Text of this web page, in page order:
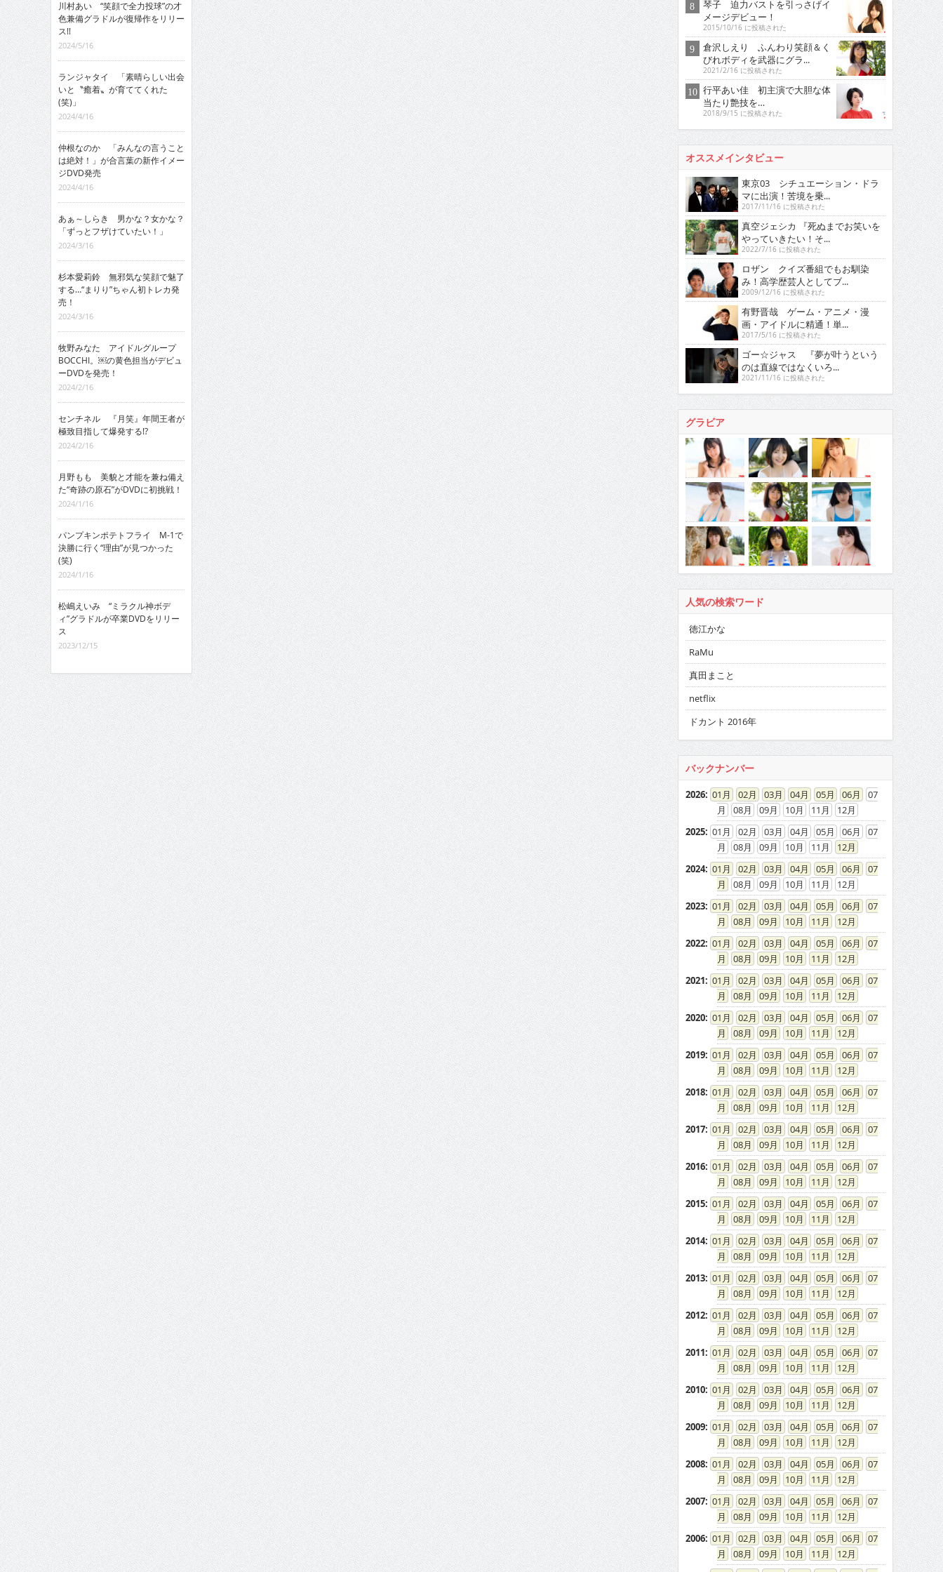
川村あい “笑顔で全力投球”の才
色兼備グラドルが復帰作をリリー
ス!!
2024/5/16
ランジャタイ 「素晴らしい出会
いと〝癒着〟が育ててくれた
(笑)」
2024/4/16
仲根なのか 「みんなの言うこと
は絶対！」が合言葉の新作イメー
ジDVD発売
2024/4/16
あぁ～しらき 男かな？女かな？
「ずっとフザけていたい！」
2024/3/16
杉本愛莉鈴 無邪気な笑顔で魅了
する…“まりり”ちゃん初トレカ発
売！
2024/3/16
牧野みなた アイドルグループ
BOCCHI。￼の黄色担当がデビュ
ーDVDを発売！
2024/2/16
センチネル 『月笑』年間王者が
極致目指して爆発する!?
2024/2/16
月野もも 美貌と才能を兼ね備え
た“奇跡の原石”がDVDに初挑戦！
2024/1/16
パンプキンポテトフライ M-1で
決勝に行く“理由”が見つかった
(笑)
2024/1/16
松嶋えいみ “ミラクル神ボデ
ィ”グラドルが卒業DVDをリリー
ス
2023/12/15
琴子 迫力バストを引っさげイ
メージデビュー！
2015/10/16 に投稿された
倉沢しえり ふんわり笑顔＆く
びれボディを武器にグラ...
2021/2/16 に投稿された
行平あい佳 初主演で大胆な体
当たり艶技を…
2018/9/15 に投稿された
オススメインタビュー
東京03 シチュエーション・ドラ
マに出演！苦境を乗...
2017/11/16 に投稿された
真空ジェシカ 『死ぬまでお笑いを
やっていきたい！そ...
2022/7/16 に投稿された
ロザン クイズ番組でもお馴染
み！高学歴芸人としてブ...
2009/12/16 に投稿された
有野晋哉 ゲーム・アニメ・漫
画・アイドルに精通！単...
2017/5/16 に投稿された
ゴー☆ジャス 『夢が叶うという
のは直線ではなくいろ...
2021/11/16 に投稿された
グラビア
人気の検索ワード
徳江かな
RaMu
真田まこと
netflix
ドカント 2016年
バックナンバー
2026: 01 02 03 04 05 06
07
08
09 10 11
12
2025: 01 02 03 04 05 06
07
08
09 10 11
12
2024: 01 02 03 04 05 06
07
08
09 10 11
12
2023: 01 02 03 04 05 06
07
08
09 10 11
12
2022: 01 02 03 04 05 06
07
08
09 10 11
12
2021: 01 02 03 04 05 06
07
08
09 10 11
12
2020: 01 02 03 04 05 06
07
08
09 10 11
12
2019: 01 02 03 04 05 06
07
08
09 10 11
12
2018: 01 02 03 04 05 06
07
08
09 10 11
12
2017: 01 02 03 04 05 06
07
08
09 10 11
12
2016: 01 02 03 04 05 06
07
08
09 10 11
12
2015: 01 02 03 04 05 06
07
08
09 10 11
12
2014: 01 02 03 04 05 06
07
08
09 10 11
12
2013: 01 02 03 04 05 06
07
08
09 10 11
12
2012: 01 02 03 04 05 06
07
08
09 10 11
12
2011: 01 02 03 04 05 06
07
08
09 10 11
12
2010: 01 02 03 04 05 06
07
08
09 10 11
12
2009: 01 02 03 04 05 06
07
08
09 10 11
12
2008: 01 02 03 04 05 06
07
08
09 10 11
12
2007: 01 02 03 04 05 06
07
08
09 10 11
12
2006: 01 02 03 04 05 06
07
08
09 10 11
12